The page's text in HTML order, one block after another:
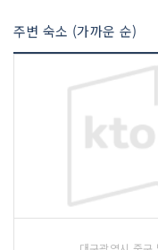
주변 숙소 (가까운 순)